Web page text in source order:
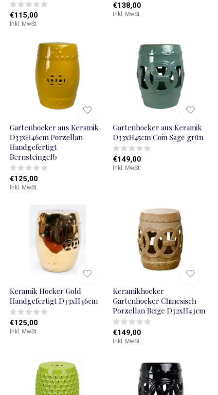
€115,00
Inkl. MwSt.
€138,00
Inkl. MwSt.
Gartenhocker aus Keramik
D33xH46cm Porzellan
Handgefertigt
Bernsteingelb
€125,00
Inkl. MwSt.
Gartenhocker aus Keramik
D33xH45cm Coin Sage grün
€149,00
Inkl. MwSt.
Keramik Hocker Gold
Handgefertigt D33xH46cm
€125,00
Inkl. MwSt.
Keramikhocker
Gartenhocker Chinesisch
Porzellan Beige D32xH43cm
€149,00
Inkl. MwSt.